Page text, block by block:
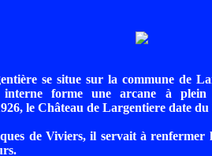
se situe sur la commune de
interne forme une arcane à
le Château de Largentiere date du
de Viviers, il servait à renfermer